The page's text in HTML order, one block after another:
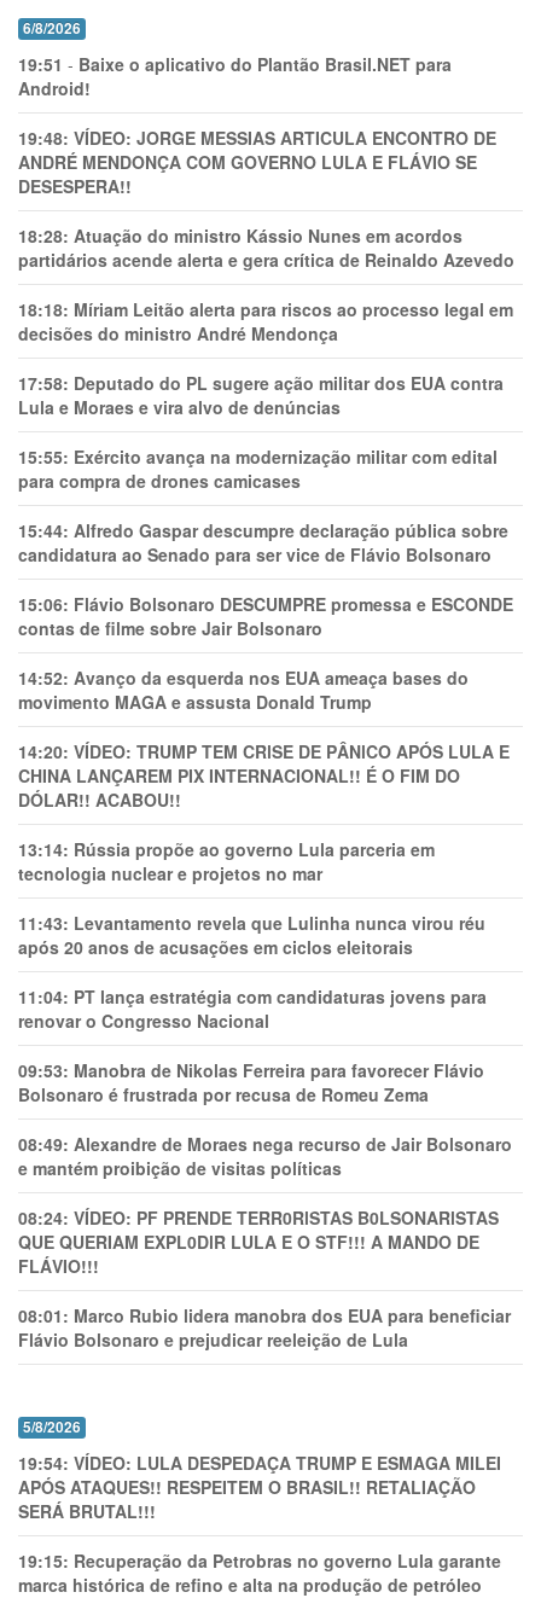
6/8/2026
19:51 - Baixe o aplicativo do Plantão Brasil.NET para
Android!
19:48: VÍDEO: JORGE MESSIAS ARTICULA ENCONTRO DE
ANDRÉ MENDONÇA COM GOVERNO LULA E FLÁVIO SE
DESESPERA!!
18:28: Atuação do ministro Kássio Nunes em acordos
partidários acende alerta e gera crítica de Reinaldo Azevedo
18:18: Míriam Leitão alerta para riscos ao processo legal em
decisões do ministro André Mendonça
17:58: Deputado do PL sugere ação militar dos EUA contra
Lula e Moraes e vira alvo de denúncias
15:55: Exército avança na modernização militar com edital
para compra de drones camicases
15:44: Alfredo Gaspar descumpre declaração pública sobre
candidatura ao Senado para ser vice de Flávio Bolsonaro
15:06: Flávio Bolsonaro DESCUMPRE promessa e ESCONDE
contas de filme sobre Jair Bolsonaro
14:52: Avanço da esquerda nos EUA ameaça bases do
movimento MAGA e assusta Donald Trump
14:20: VÍDEO: TRUMP TEM CRlSE DE PÂNlCO APÓS LULA E
CHINA LANÇAREM PIX INTERNACIONAL!! É O FIM DO
DÓLAR!! ACABOU!!
13:14: Rússia propõe ao governo Lula parceria em
tecnologia nuclear e projetos no mar
11:43: Levantamento revela que Lulinha nunca virou réu
após 20 anos de acusações em ciclos eleitorais
11:04: PT lança estratégia com candidaturas jovens para
renovar o Congresso Nacional
09:53: Manobra de Nikolas Ferreira para favorecer Flávio
Bolsonaro é frustrada por recusa de Romeu Zema
08:49: Alexandre de Moraes nega recurso de Jair Bolsonaro
e mantém proibição de visitas políticas
08:24: VÍDEO: PF PRENDE TERR0RlSTAS B0LSONARlSTAS
QUE QUERIAM EXPL0DlR LULA E O STF!!! A MANDO DE
FLÁVIO!!!
08:01: Marco Rubio lidera manobra dos EUA para beneficiar
Flávio Bolsonaro e prejudicar reeleição de Lula
5/8/2026
19:54: VÍDEO: LULA DESPEDAÇA TRUMP E ESMAGA MILEI
APÓS ATAQUES!! RESPEITEM O BRASIL!! RETALIAÇÃO
SERÁ BRUTAL!!!
19:15: Recuperação da Petrobras no governo Lula garante
marca histórica de refino e alta na produção de petróleo